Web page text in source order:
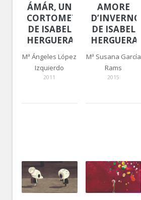
ÁMÁR, UN
CORTOMETRAJE
DE ISABEL
HERGUERA
Mª Ángeles López
Izquierdo
2011
AMORE
D’INVERNO,
DE ISABEL
HERGUERA
Mª Susana García
Rams
2015